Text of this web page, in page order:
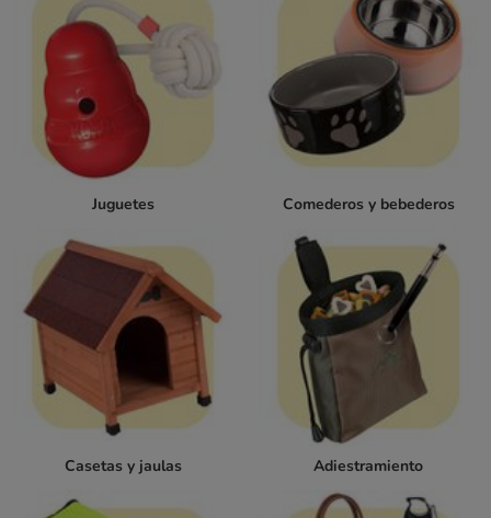
Juguetes Comederos y bebederos
Casetas y jaulas Adiestramiento